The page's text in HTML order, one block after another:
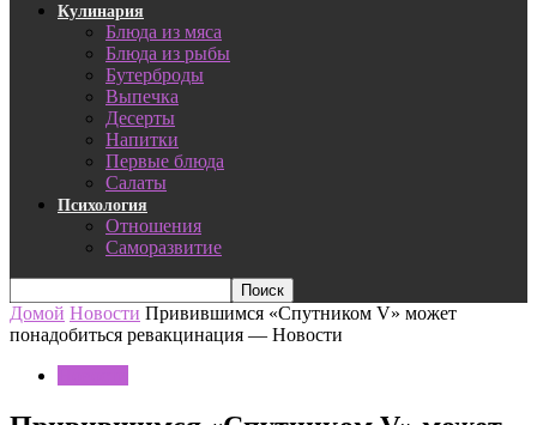
Кулинария
Блюда из мяса
Блюда из рыбы
Бутерброды
Выпечка
Десерты
Напитки
Первые блюда
Салаты
Психология
Отношения
Саморазвитие
Домой Новости Привившимся «Спутником V» может
понадобиться ревакцинация — Новости